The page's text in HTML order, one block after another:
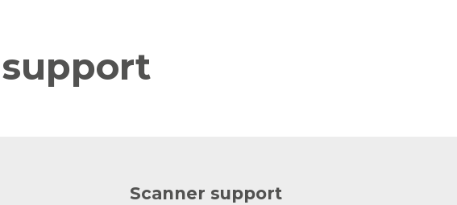
Scanner support